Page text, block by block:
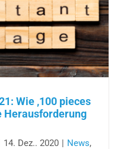
Wie ‚100 pieces
Herausforderung
14. Dez.. 2020 News,